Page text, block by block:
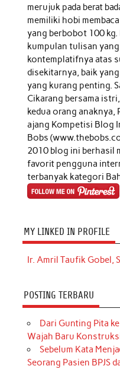
merujuk pada berat
memiliki hobi
yang berbobot 100
kumpulan tulisan
kontemplatifnya atas
disekitarnya, baik
yang kurang penting.
Cikarang bersama
kedua orang anaknya,
ajang Kompetisi Blog
Bobs
2010 blog ini berhasil
favorit pengguna
terbanyak kategori
MY LINKED IN PROFILE
Ir. Amril Taufik Gobel,
POSTING TERBARU
Dari Gunting Pita
Wajah Baru
Sebelum Kata
Seorang Pasien BPJS